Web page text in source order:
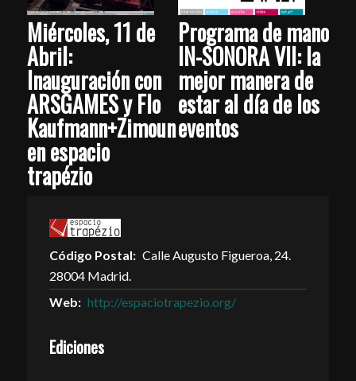
Miércoles, 11 de
Abril:
Inauguración con
ARSGAMES y Flo
Kaufmann+Zimoun
en espacio
trapézio
Programa de mano
IN-SONORA VII: la
mejor manera de
estar al día de los
eventos
Código Postal: Calle Augusto Figueroa, 24.
28004 Madrid.
Web: http://espaciotrapezio.org/
Ediciones